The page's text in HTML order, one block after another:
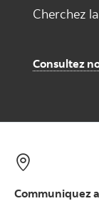
Cherchez
Consultez
Communiquez